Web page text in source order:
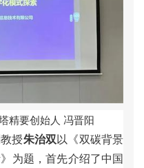
精要创始人 冯晋阳
教授朱治双以 《双碳背景
》 为题 ，首先介绍了中国